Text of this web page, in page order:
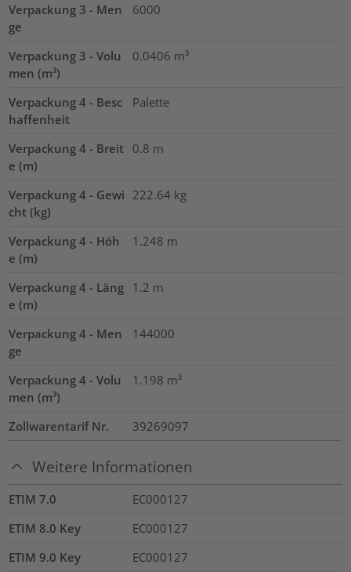
Verpackung 3 - Men
ge
6000
Verpackung 3 - Volu
men (m³)
0.0406 m³
Verpackung 4 - Besc
haffenheit
Palette
Verpackung 4 - Breit
e (m)
0.8 m
Verpackung 4 - Gewi
cht (kg)
222.64 kg
Verpackung 4 - Höh
e (m)
1.248 m
Verpackung 4 - Läng
e (m)
1.2 m
Verpackung 4 - Men
ge
144000
Verpackung 4 - Volu
men (m³)
1.198 m³
Zollwarentarif Nr. 39269097
Weitere Informationen
ETIM 7.0
EC000127
ETIM 8.0 Key
EC000127
ETIM 9.0 Key
EC000127